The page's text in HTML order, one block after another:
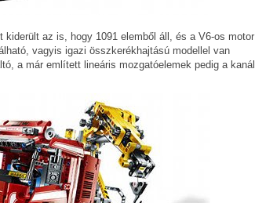
kiderült az is, hogy 1091 elemből áll, és a V6-os motor
vagyis igazi összkerékhajtású modellel van
a már említett lineáris mozgatóelemek pedig a kanál